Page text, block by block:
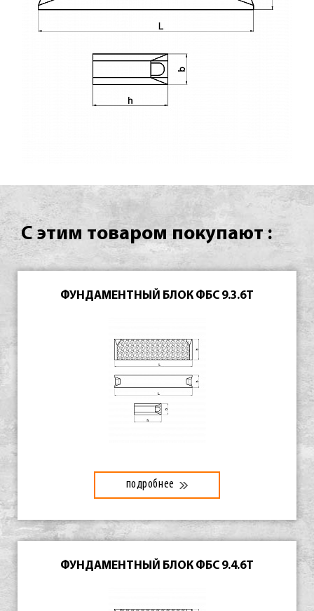
С этим товаром покупают :
ФУНДАМЕНТНЫЙ БЛОК ФБС 9.3.6Т
подробнее
ФУНДАМЕНТНЫЙ БЛОК ФБС 9.4.6Т